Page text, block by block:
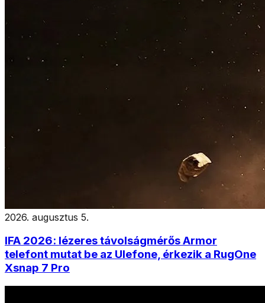
2026. augusztus 5.
IFA 2026: lézeres távolságmérős Armor
telefont mutat be az Ulefone, érkezik a RugOne
Xsnap 7 Pro